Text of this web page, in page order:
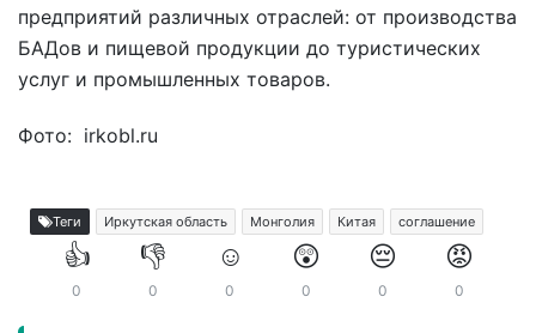
предприятий различных отраслей: от производства
БАДов и пищевой продукции до туристических
услуг и промышленных товаров.
Фото: irkobl.ru
Теги Иркутская область Монголия Китая соглашение
👍
0
👎
0
☺️
0
😲
0
😔
0
😡
0